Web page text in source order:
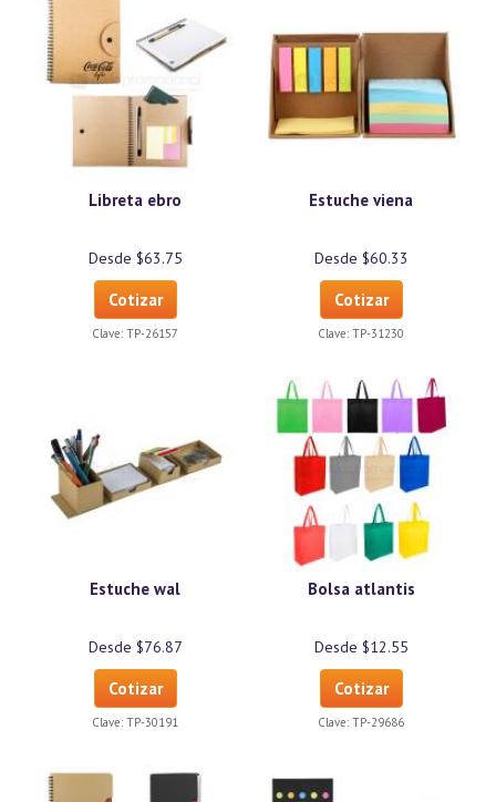
Libreta ebro
Desde $63.75
Cotizar
Clave: TP-26157
Estuche viena
Desde $60.33
Cotizar
Clave: TP-31230
Estuche wal
Desde $76.87
Cotizar
Clave: TP-30191
Bolsa atlantis
Desde $12.55
Cotizar
Clave: TP-29686